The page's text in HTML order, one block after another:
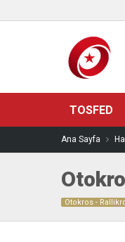
TOSFED
Ana Sayfa
Otokros -